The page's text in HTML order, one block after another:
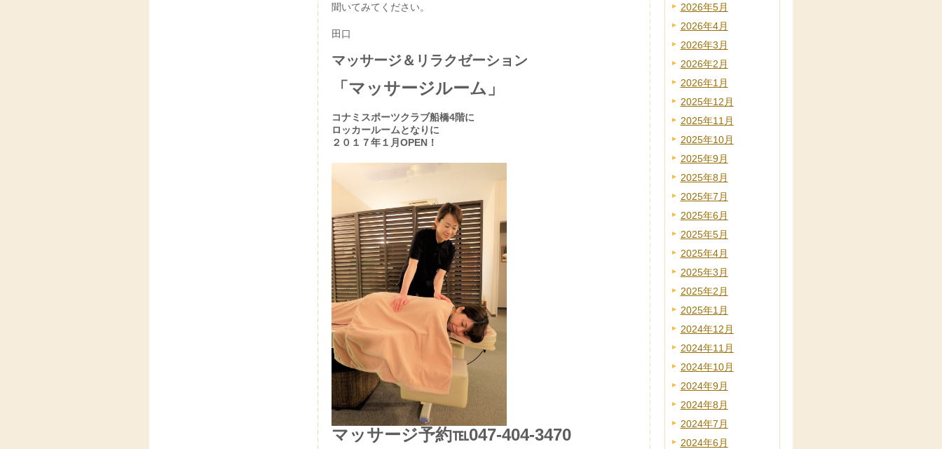
聞いてみてください。
田口
マッサージ＆リラクゼーション
「マッサージルーム」
コナミスポーツクラブ船橋4階に
ロッカールームとなりに
２０１７年１月OPEN！
マッサージ予約℡047-404-3470
2026年5月
2026年4月
2026年3月
2026年2月
2026年1月
2025年12月
2025年11月
2025年10月
2025年9月
2025年8月
2025年7月
2025年6月
2025年5月
2025年4月
2025年3月
2025年2月
2025年1月
2024年12月
2024年11月
2024年10月
2024年9月
2024年8月
2024年7月
2024年6月